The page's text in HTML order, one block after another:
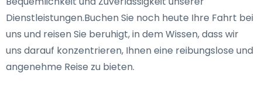
Dienstleistungen.Buchen Sie noch heute Ihre Fahrt bei
uns und reisen Sie beruhigt, in dem Wissen, dass wir
uns darauf konzentrieren, Ihnen eine reibungslose und
angenehme Reise zu bieten.